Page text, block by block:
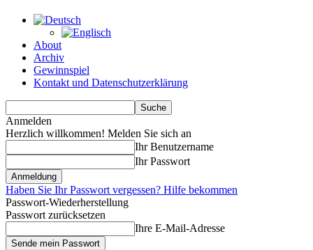
About
Archiv
Gewinnspiel
Kontakt und Datenschutzerklärung
Anmelden
Herzlich willkommen! Melden Sie sich an
Ihr Benutzername
Ihr Passwort
Haben Sie Ihr Passwort vergessen? Hilfe bekommen
Passwort-Wiederherstellung
Passwort zurücksetzen
Ihre E-Mail-Adresse